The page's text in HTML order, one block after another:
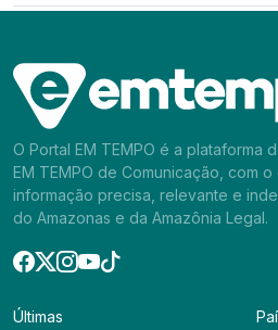
O Portal EM TEMPO é a plataforma
EM TEMPO de Comunicação, com
informação precisa, relevante e
do Amazonas e da Amazônia Legal.
Últimas